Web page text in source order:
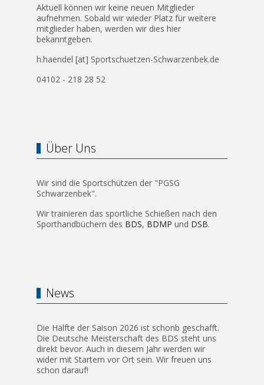
Aktuell können wir keine neuen Mitglieder
aufnehmen. Sobald wir wieder Platz für weitere
mitglieder haben, werden wir dies hier
bekanntgeben.
h.haendel [at] Sportschuetzen-Schwarzenbek.de
04102 - 218 28 52
Über Uns
Wir sind die Sportschützen der "PGSG
Schwarzenbek".
Wir trainieren das sportliche Schießen nach den
Sporthandbüchern des BDS, BDMP und DSB.
News
Die Hälfte der Saison 2026 ist schonb geschafft.
Die Deutsche Meisterschaft des BDS steht uns
direkt bevor. Auch in diesem Jahr werden wir
wider mit Startern vor Ort sein. Wir freuen uns
schon darauf!